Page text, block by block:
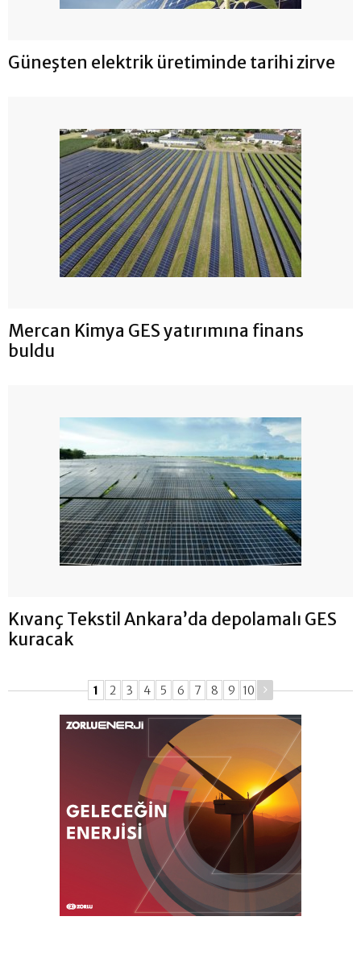
Güneşten elektrik üretiminde tarihi zirve
Mercan Kimya GES yatırımına finans
buldu
Kıvanç Tekstil Ankara’da depolamalı GES
kuracak
1 2 3 4 5 6 7 8 9 10